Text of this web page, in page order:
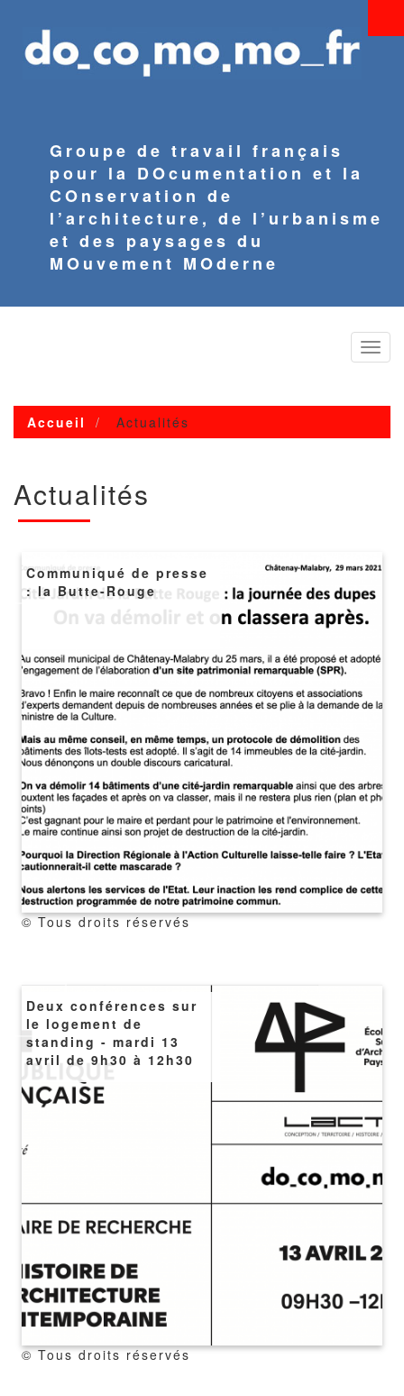
contenu
principal
Groupe de travail français
pour la DOcumentation et la
COnservation de
l’architecture, de l’urbanisme
et des paysages du
MOuvement MOderne
Toggle
Accueil Actualités
Actualités
Communiqué de presse
: la Butte-Rouge
copyright
© Tous droits réservés
Deux conférences sur
le logement de
standing - mardi 13
avril de 9h30 à 12h30
copyright
© Tous droits réservés